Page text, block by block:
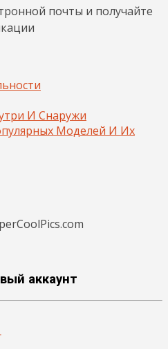
почты и получайте
И Снаружи
Моделей И Их
аккаунт